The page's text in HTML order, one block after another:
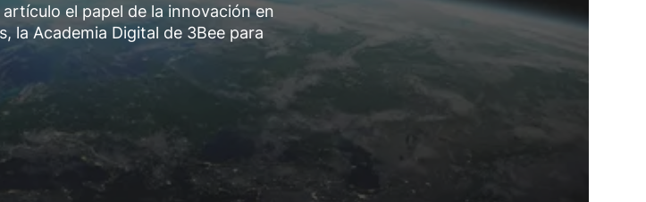
el papel de la innovación en
la Academia Digital de 3Bee para